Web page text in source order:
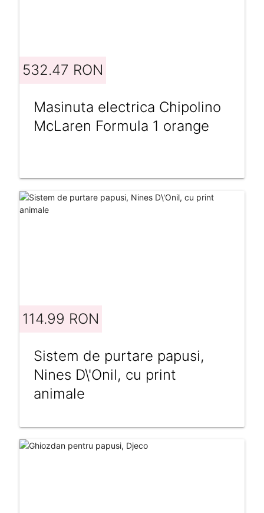
532.47 RON
Masinuta electrica Chipolino
McLaren Formula 1 orange
114.99 RON
Sistem de purtare papusi,
Nines D\'Onil, cu print
animale